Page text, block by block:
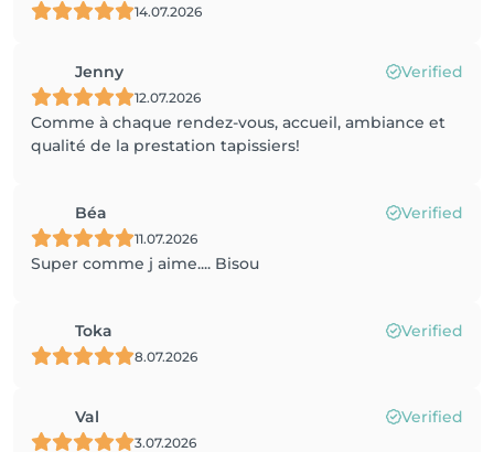
14.07.2026
Jenny Verified
12.07.2026
Comme à chaque rendez-vous, accueil, ambiance et
qualité de la prestation tapissiers!
Béa Verified
11.07.2026
Super comme j aime.... Bisou
Toka Verified
8.07.2026
Val Verified
3.07.2026